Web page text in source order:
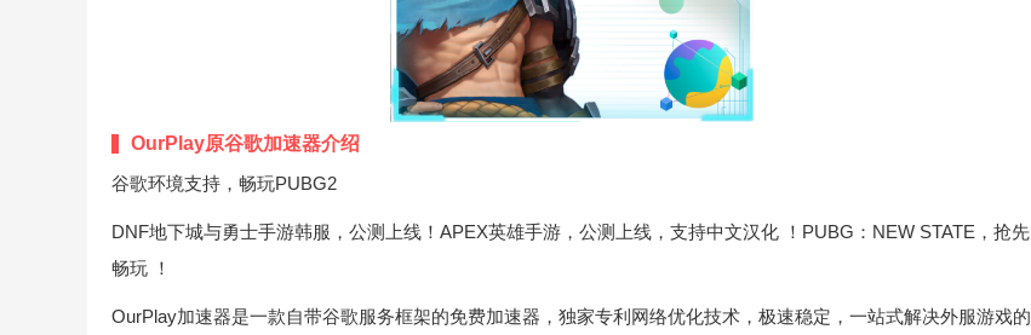
OurPlay原谷歌加速器介绍
谷歌环境支持，畅玩PUBG2
DNF地下城与勇士手游韩服，公测上线！APEX英雄手游，公测上线，支持中文汉化 ！PUBG：NEW STATE，抢先
畅玩 ！
OurPlay加速器是一款自带谷歌服务框架的免费加速器，独家专利网络优化技术，极速稳定，一站式解决外服游戏的